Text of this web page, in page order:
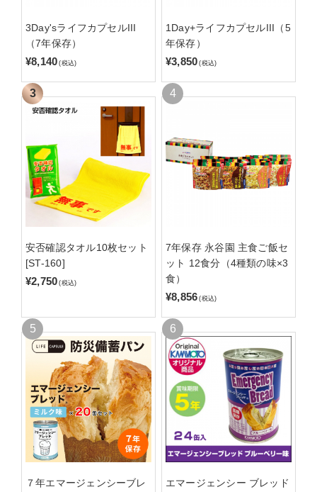
3Day'sライフカプセルIII
（7年保存）
¥8,140 (税込)
1Day+ライフカプセルIII（5
年保存）
¥3,850 (税込)
安否確認タオル10枚セット
[ST-160]
¥2,750 (税込)
7年保存 永谷園 主食ご飯セ
ット 12食分（4種類の味×3
食）
¥8,856 (税込)
７年エマージェンシーブレ
エマージェンシー ブレッド